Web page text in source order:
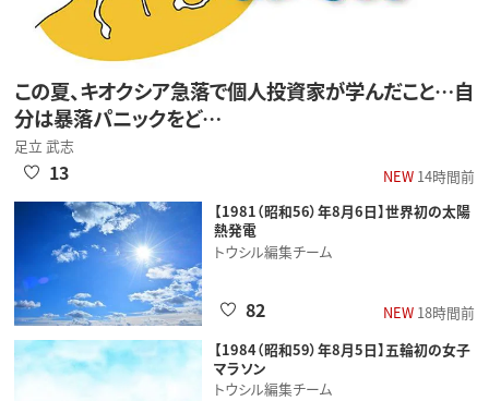
この夏、キオクシア急落で個人投資家が学んだこと…自
分は暴落パニックをど…
足立 武志
NEW14時間前
13
【1981（昭和56）年8月6日】世界初の太陽
熱発電
トウシル編集チーム
NEW18時間前
82
【1984（昭和59）年8月5日】五輪初の女子
マラソン
トウシル編集チーム